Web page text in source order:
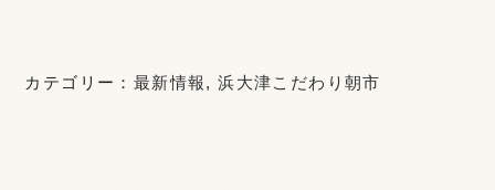
カテゴリー： 最新情報,浜大津こだわり朝市